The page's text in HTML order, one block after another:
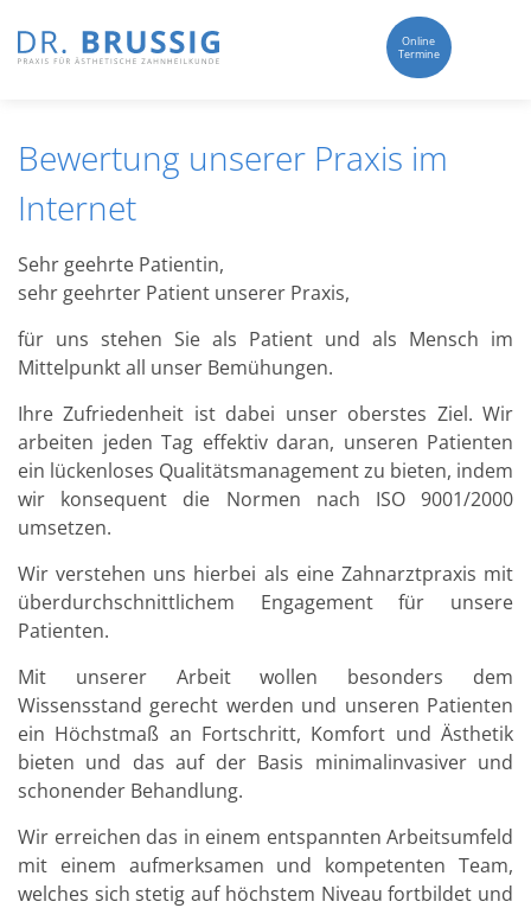
Online
Termine
Bewertung unserer Praxis im
Internet
Sehr geehrte Patientin,
sehr geehrter Patient unserer Praxis,
für uns stehen Sie als Patient und als Mensch im
Mittelpunkt all unser Bemühungen.
Ihre Zufriedenheit ist dabei unser oberstes Ziel. Wir
arbeiten jeden Tag effektiv daran, unseren Patienten
ein lückenloses Qualitätsmanagement zu bieten, indem
wir konsequent die Normen nach ISO 9001/2000
umsetzen.
Wir verstehen uns hierbei als eine Zahnarztpraxis mit
überdurchschnittlichem Engagement für unsere
Patienten.
Mit unserer Arbeit wollen besonders dem
Wissensstand gerecht werden und unseren Patienten
ein Höchstmaß an Fortschritt, Komfort und Ästhetik
bieten und das auf der Basis minimalinvasiver und
schonender Behandlung.
Wir erreichen das in einem entspannten Arbeitsumfeld
mit einem aufmerksamen und kompetenten Team,
welches sich stetig auf höchstem Niveau fortbildet und